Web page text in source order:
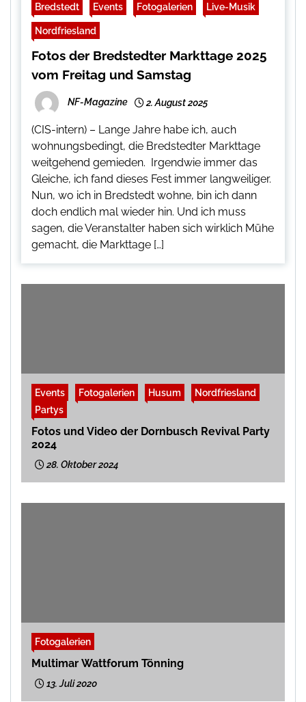
Bredstedt Events Fotogalerien Live-Musik
Nordfriesland
Fotos der Bredstedter Markttage 2025
vom Freitag und Samstag
NF-Magazine 2. August 2025
(CIS-intern) – Lange Jahre habe ich, auch
wohnungsbedingt, die Bredstedter Markttage
weitgehend gemieden. Irgendwie immer das
Gleiche, ich fand dieses Fest immer langweiliger.
Nun, wo ich in Bredstedt wohne, bin ich dann
doch endlich mal wieder hin. Und ich muss
sagen, die Veranstalter haben sich wirklich Mühe
gemacht, die Markttage […]
Events Fotogalerien Husum
Nordfriesland
Partys
Fotos und Video der Dornbusch Revival Party
2024
28. Oktober 2024
Fotogalerien
Multimar Wattforum Tönning
13. Juli 2020